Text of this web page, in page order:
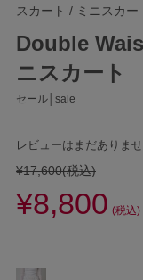
スカート / ミニスカー
Double
ニスカート
セール│sale
レビューはまだありま
¥17,600(税込)
¥8,800 (税込)